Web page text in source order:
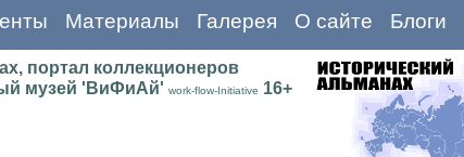
Материалы Галерея О сайте Блоги
портал коллекционеров
музей 'ВиФиАй' work-flow-Initiative 16+